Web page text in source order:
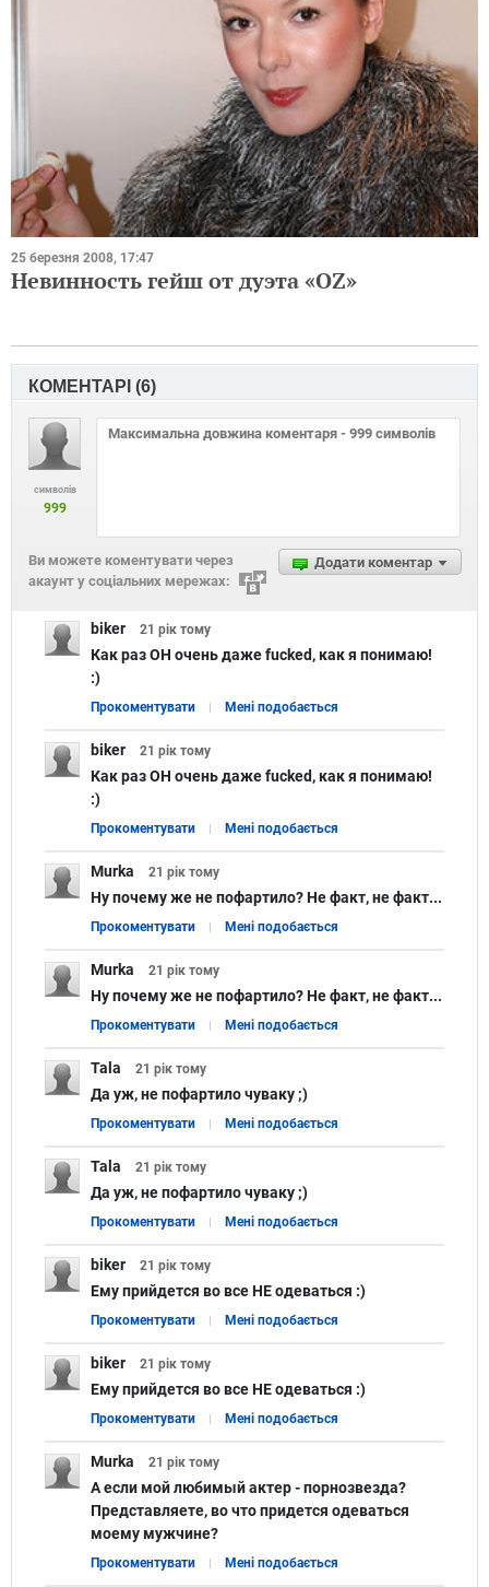
25 березня 2008, 17:47
Невинность гейш от дуэта «OZ»
КОМЕНТАРІ (6)
символів
999
Додати коментар
Ви можете коментувати через
акаунт у соціальних мережах:
biker 21 рік тому
Как раз ОН очень даже fucked, как я понимаю!
:)
Прокоментувати Мені подобається
biker 21 рік тому
Как раз ОН очень даже fucked, как я понимаю!
:)
Прокоментувати Мені подобається
Murka 21 рік тому
Ну почему же не пофартило? Не факт, не факт...
Прокоментувати Мені подобається
Murka 21 рік тому
Ну почему же не пофартило? Не факт, не факт...
Прокоментувати Мені подобається
Tala 21 рік тому
Да уж, не пофартило чуваку ;)
Прокоментувати Мені подобається
Tala 21 рік тому
Да уж, не пофартило чуваку ;)
Прокоментувати Мені подобається
biker 21 рік тому
Ему прийдется во все НЕ одеваться :)
Прокоментувати Мені подобається
biker 21 рік тому
Ему прийдется во все НЕ одеваться :)
Прокоментувати Мені подобається
Murka 21 рік тому
А если мой любимый актер - порнозвезда?
Представляете, во что придется одеваться
моему мужчине?
Прокоментувати Мені подобається